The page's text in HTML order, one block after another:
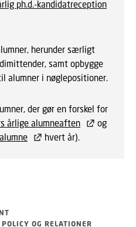
ph.d.-kandidatreception
herunder særligt
samt opbygge
alumner i nøglepositioner.
der gør en forskel for
årlige alumneaften
og
hvert år).
OG RELATIONER